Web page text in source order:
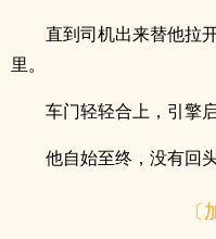
直到司机出来替他拉
里。
车门轻轻合上，引擎
他自始至终，没有回头